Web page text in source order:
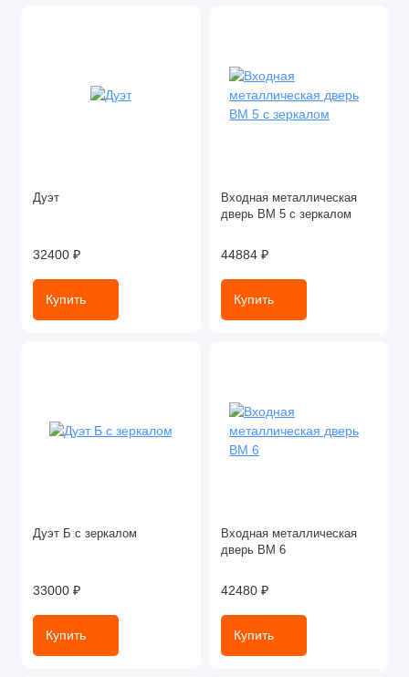
Дуэт
32400 ₽
Купить
Входная металлическая
дверь ВМ 5 с зеркалом
44884 ₽
Купить
Дуэт Б с зеркалом
33000 ₽
Купить
Входная металлическая
дверь ВМ 6
42480 ₽
Купить